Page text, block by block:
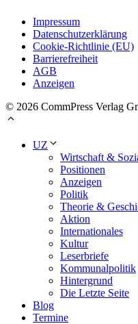
Impressum
Datenschutzerklärung
Cookie-Richtlinie (EU)
Barrierefreiheit
AGB
Anzeigen
© 2026 CommPress Verlag
UZ
Wirtschaft &
Positionen
Anzeigen
Politik
Theorie &
Aktion
Internationales
Kultur
Leserbriefe
Kommunalpolitik
Hintergrund
Die Letzte Seite
Blog
Termine